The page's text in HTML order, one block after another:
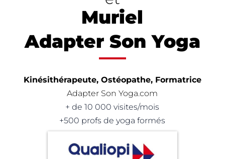
Muriel
Adapter Son Yoga
Kinésithérapeute, Ostéopathe, Formatrice
Adapter SonYoga.com
+ de 10 000 visites/mois
+500 profs de yoga formés